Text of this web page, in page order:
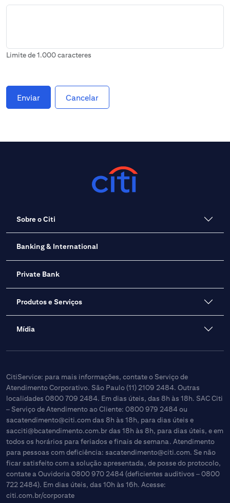
Limite de 1.000 caracteres
Enviar Cancelar
Sobre o Citi
Banking & International
Private Bank
Produtos e Serviços
Mídia
CitiService: para mais informações, contate o Serviço de
Atendimento Corporativo. São Paulo (11) 2109 2484. Outras
localidades 0800 709 2484. Em dias úteis, das 8h às 18h. SAC Citi
– Serviço de Atendimento ao Cliente: 0800 979 2484 ou
sacatendimento@citi.comdas 8h às 18h, para dias úteis e
sacciti@bcatendimento.com.brdas 18h às 8h, para dias úteis, e em
todos os horários para feriados e finais de semana. Atendimento
para pessoas com deficiência: sacatendimento@citi.com. Se não
ficar satisfeito com a solução apresentada, de posse do protocolo,
contate a Ouvidoria 0800 970 2484 (deficientes auditivos – 0800
722 2484). Em dias úteis, das 10h às 16h. Acesse:
citi.com.br/corporate